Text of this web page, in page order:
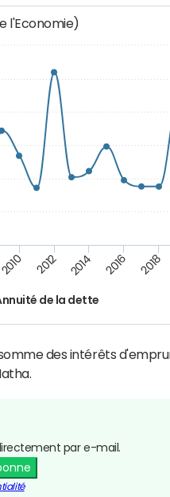
l'Economie)
de la dette
2010 2012 2014 2016 2018
des intérêts
par e-mail.